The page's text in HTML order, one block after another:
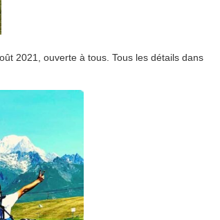
2021, ouverte à tous. Tous les détails dans